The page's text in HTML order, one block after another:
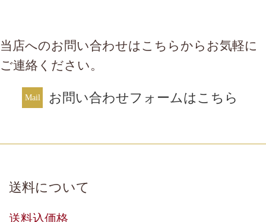
当店へのお問い合わせはこちらからお気軽に
ご連絡ください。
お問い合わせフォームはこちら
送料について
送料込価格